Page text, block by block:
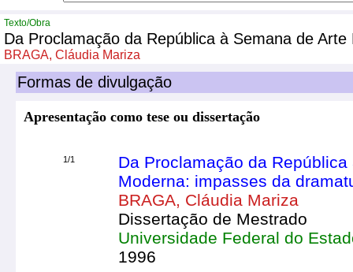
Texto/Obra
Da Proclamação da República à Semana de
BRAGA, Cláudia Mariza
Formas de divulgação
Apresentação como tese ou dissertação
1/1
Da Proclamação da
Moderna: impasses da
BRAGA, Cláudia Mariza
Dissertação de Mestrado
Universidade Federal do
1996